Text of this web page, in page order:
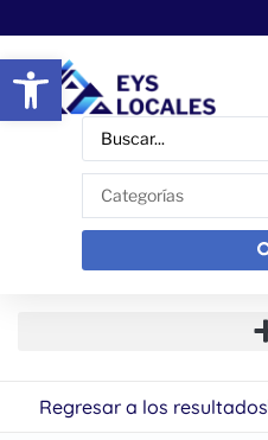
Abrir barra de herramientas
Regresar a los resultados